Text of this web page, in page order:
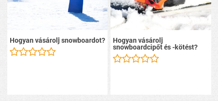
Hogyan vásárolj snowboardot? Hogyan vásárolj
snowboardcipőt és -kötést?